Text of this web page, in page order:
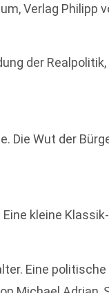
Verlag Philipp
der
Die Wut der
kleine
Eine